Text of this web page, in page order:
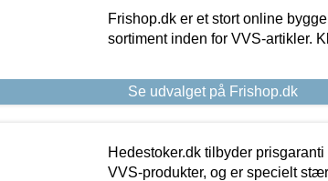
Frishop.dk er et stort online
sortiment inden for VVS-artikler.
Se udvalget på Frishop.dk
Hedestoker.dk tilbyder
VVS-produkter, og er specielt